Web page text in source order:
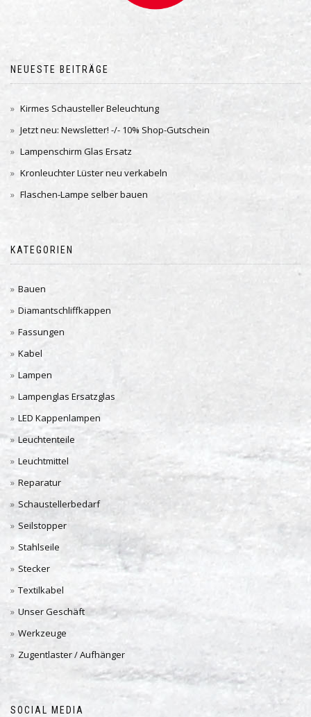
NEUESTE BEITRÄGE
Kirmes Schausteller Beleuchtung
Jetzt neu: Newsletter! -/- 10% Shop-Gutschein
Lampenschirm Glas Ersatz
Kronleuchter Lüster neu verkabeln
Flaschen-Lampe selber bauen
KATEGORIEN
Bauen
Diamantschliffkappen
Fassungen
Kabel
Lampen
Lampenglas Ersatzglas
LED Kappenlampen
Leuchtenteile
Leuchtmittel
Reparatur
Schaustellerbedarf
Seilstopper
Stahlseile
Stecker
Textilkabel
Unser Geschäft
Werkzeuge
Zugentlaster / Aufhänger
SOCIAL MEDIA